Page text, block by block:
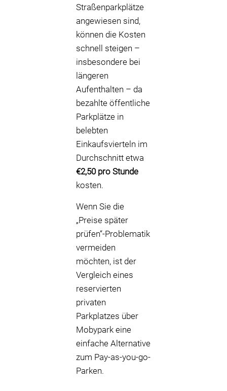
Straßenparkplätze
angewiesen sind,
können die Kosten
schnell steigen –
insbesondere bei
längeren
Aufenthalten – da
bezahlte öffentliche
Parkplätze in
belebten
Einkaufsvierteln im
Durchschnitt etwa
€2,50 pro Stunde
kosten.
Wenn Sie die
„Preise später
prüfen“-Problematik
vermeiden
möchten, ist der
Vergleich eines
reservierten
privaten
Parkplatzes über
Mobypark eine
einfache Alternative
zum Pay-as-you-go-
Parken.